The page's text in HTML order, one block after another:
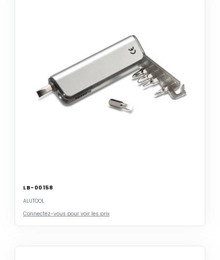
LB-00158
ALUTOOL
Connectez-vous pour voir les prix